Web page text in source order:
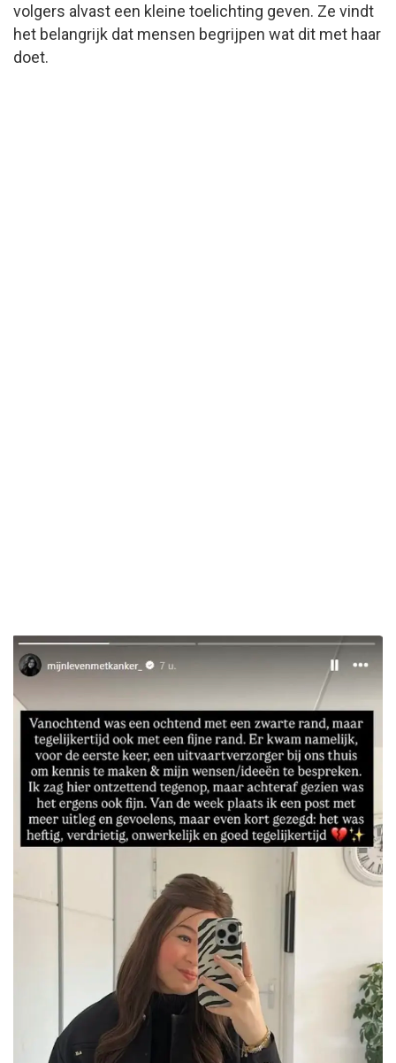
volgers alvast een kleine toelichting geven. Ze vindt
het belangrijk dat mensen begrijpen wat dit met haar
doet.